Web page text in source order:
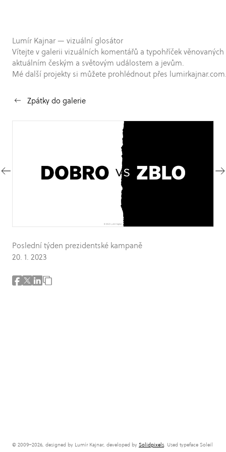
Lumír Kajnar — vizuální glosátor
Vítejte v galerii vizuálních komentářů a typohříček věnovaných
aktuálním českým a světovým událostem a jevům.
Mé další projekty si můžete prohlédnout přes
Zpátky do galerie
Poslední týden prezidentské kampaně
20. 1. 2023
© 2009–2026, designed by Lumír Kajnar, developed by Solidpixels. Used typeface Soleil